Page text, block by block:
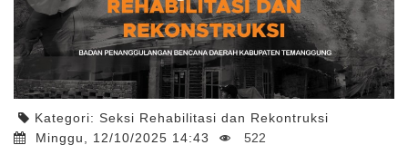
Kategori: Seksi Rehabilitasi dan Rekontruksi
Minggu, 12/10/2025 14:43
522